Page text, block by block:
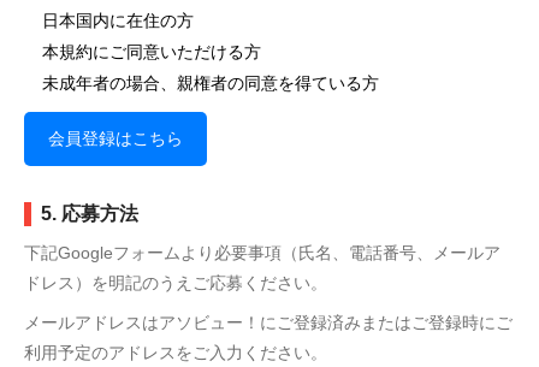
日本国内に在住の方
本規約にご同意いただける方
未成年者の場合、親権者の同意を得ている方
会員登録はこちら
5. 応募方法
下記Googleフォームより必要事項（氏名、電話番号、メールア
ドレス）を明記のうえご応募ください。
メールアドレスはアソビュー！にご登録済みまたはご登録時にご
利用予定のアドレスをご入力ください。